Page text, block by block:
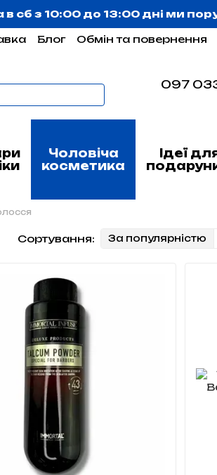
в сб з 10:00 до 13:00 дні ми
Блог
Обмін та повернення
097
Чоловіча
косметика
Ідеї
Сортування: За популярністю